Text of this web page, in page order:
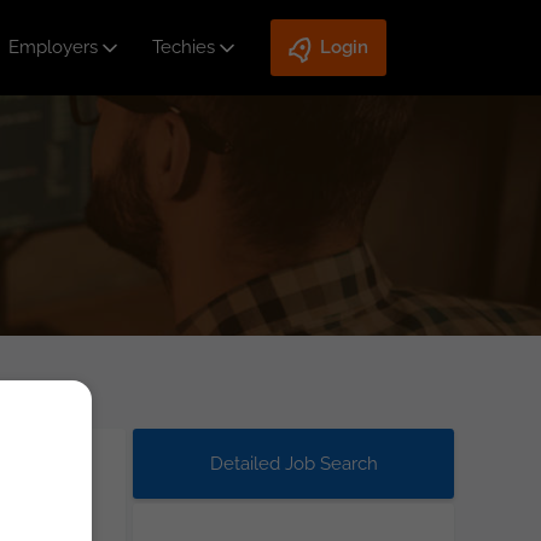
Employers Techies Login
Detailed Job Search